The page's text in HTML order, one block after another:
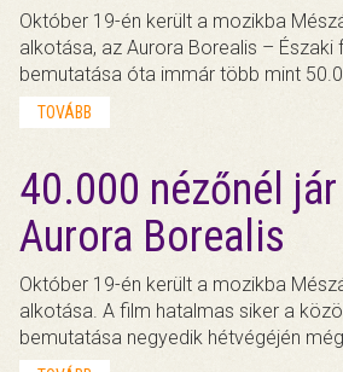
Október 19-én került a mozikba
alkotása, az Aurora Borealis – Északi
bemutatása óta immár több mint
TOVÁBB
40.000 nézőnél
Aurora Borealis
Október 19-én került a mozikba
alkotása. A film hatalmas siker a
bemutatása negyedik hétvégéjén